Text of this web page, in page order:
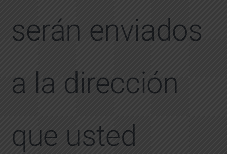
serán enviados
a la dirección
que usted